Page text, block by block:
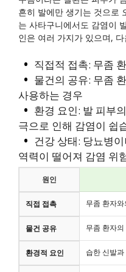
흔히 발에만 생기는 것으로
는 사타구니에서도 감염이
인은 여러 가지가 있으며,
직접적 접촉: 무좀
물건의 공유: 무좀
사용하는 경우
환경 요인: 발 피부
극으로 인해 감염이 쉽
건강 상태: 당뇨병
역력이 떨어져 감염 위
원인
직접 접촉 무좀 환자
물건 공유 무좀 환자
환경적 요인 습한 신발